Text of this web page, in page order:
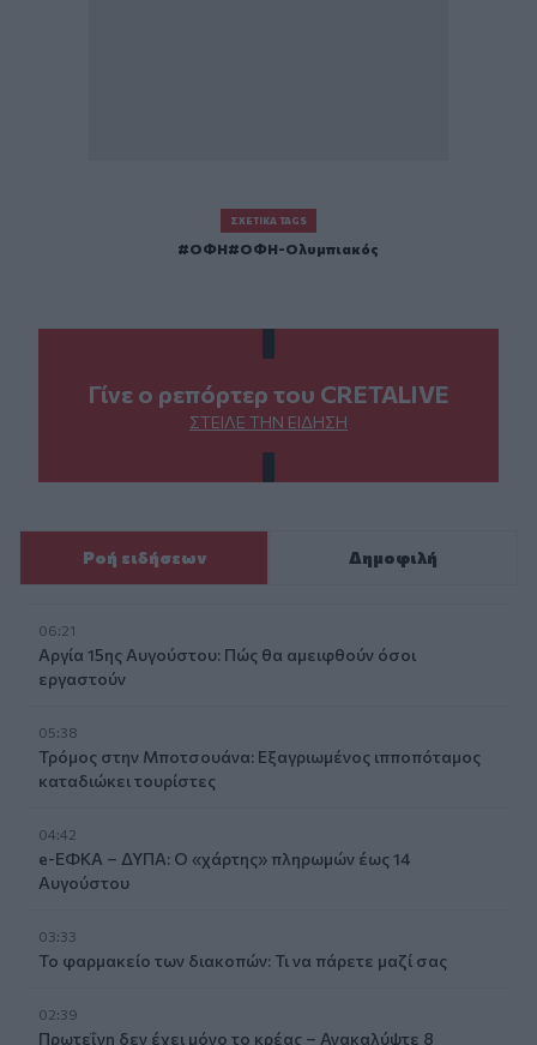
ΣΧΕΤΙΚΆ TAGS
ΟΦΗ ΟΦΗ-Ολυμπιακός
Γίνε ο ρεπόρτερ του CRETALIVE
ΣΤΕΊΛΕ ΤΗΝ ΕΊΔΗΣΗ
Ροή ειδήσεων Δημοφιλή
06:21
Αργία 15ης Αυγούστου: Πώς θα αμειφθούν όσοι
εργαστούν
05:38
Τρόμος στην Μποτσουάνα: Εξαγριωμένος ιπποπόταμος
καταδιώκει τουρίστες
04:42
e-ΕΦΚΑ – ΔΥΠΑ: Ο «χάρτης» πληρωμών έως 14
Αυγούστου
03:33
Το φαρμακείο των διακοπών: Τι να πάρετε μαζί σας
02:39
Πρωτεΐνη δεν έχει μόνο το κρέας – Ανακαλύψτε 8